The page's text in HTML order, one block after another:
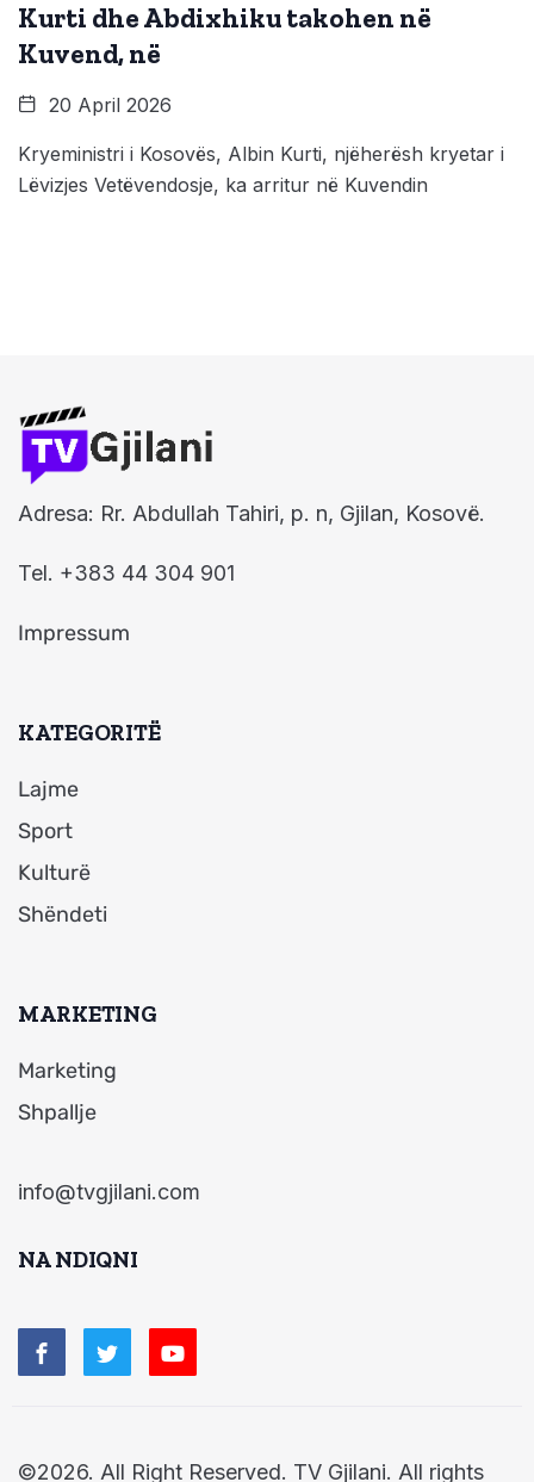
Kurti dhe Abdixhiku takohen në
Kuvend, në
20 April 2026
Kryeministri i Kosovës, Albin Kurti, njëherësh kryetar i
Lëvizjes Vetëvendosje, ka arritur në Kuvendin
Adresa: Rr. Abdullah Tahiri, p. n, Gjilan, Kosovë.
Tel. +383 44 304 901
Impressum
KATEGORITË
Lajme
Sport
Kulturë
Shëndeti
MARKETING
Marketing
Shpallje
info@tvgjilani.com
NA NDIQNI
©2026. All Right Reserved. TV Gjilani. All rights